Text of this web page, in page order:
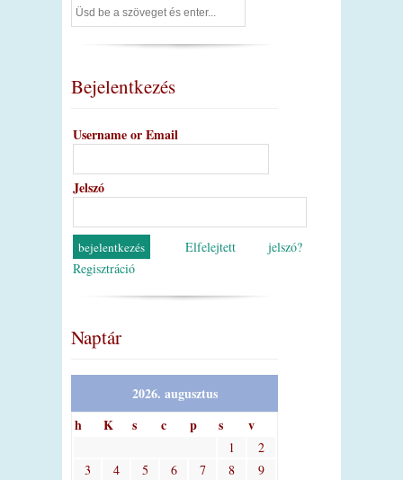
Bejelentkezés
Username or Email
Jelszó
Elfelejtett jelszó?
Regisztráció
Naptár
2026. augusztus
h
K s c p s v
1
2
3
4 5 6 7 8
9